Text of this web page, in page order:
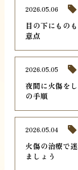
目の下にもの
意点
2026.05.06
夜間に火傷を
の手順
2026.05.05
火傷の治療で
ましょう
2026.05.04